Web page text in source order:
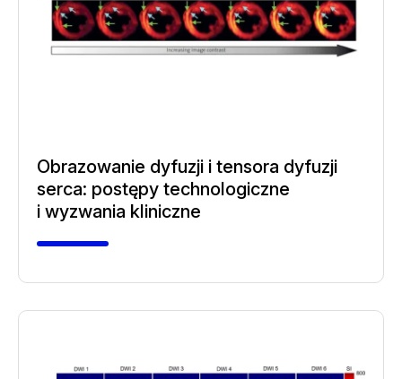
Obrazowanie dyfuzji i tensora dyfuzji
serca: postępy technologiczne
i wyzwania kliniczne